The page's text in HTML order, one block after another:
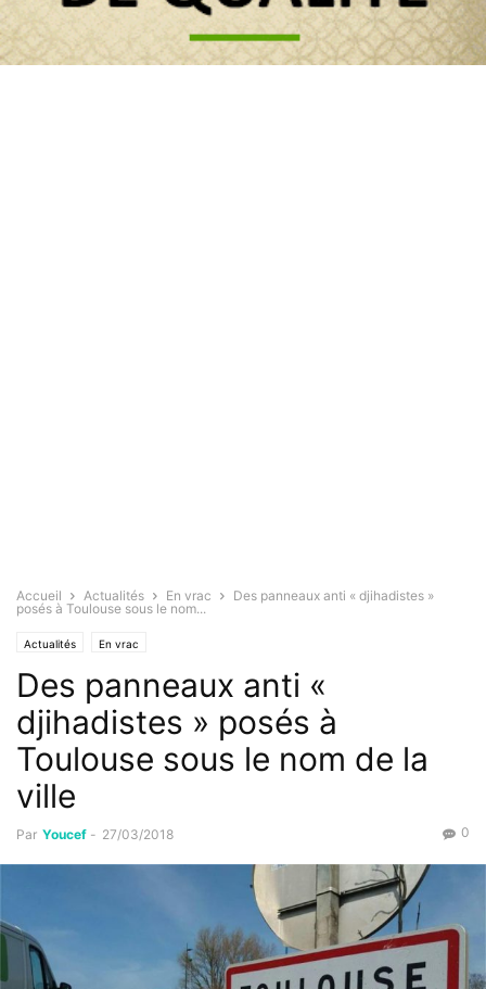
Accueil Actualités En vrac
Des panneaux anti « djihadistes »
posés à Toulouse sous le nom...
Actualités En vrac
Des panneaux anti «
djihadistes » posés à
Toulouse sous le nom de la
ville
Par Youcef - 27/03/2018 0